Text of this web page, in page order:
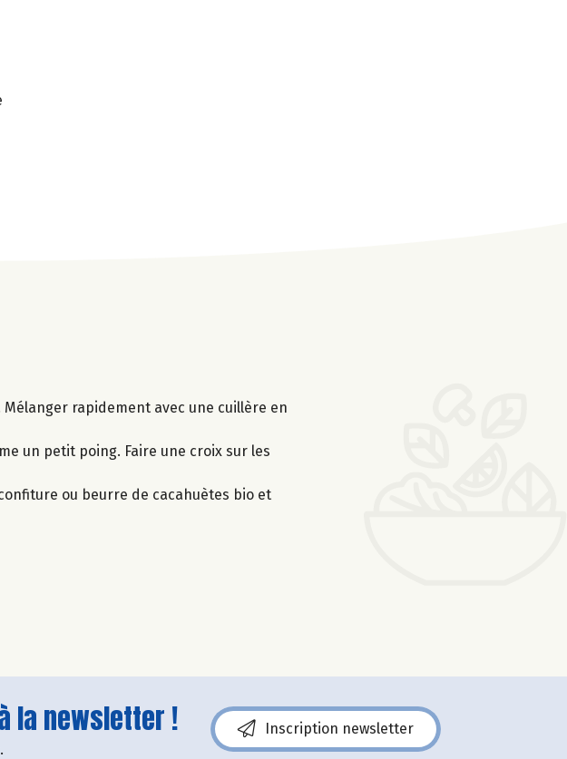
rapidement avec une cuillère en
un petit poing. Faire une croix sur les
ou beurre de cacahuètes bio et
la newsletter ! Inscription newsletter